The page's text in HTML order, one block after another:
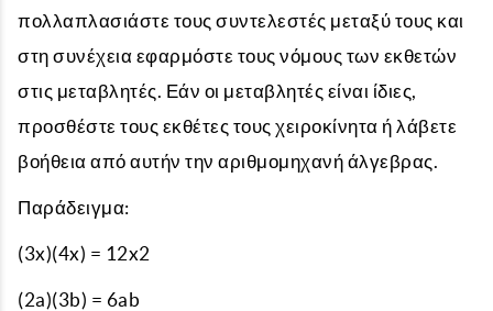
πολλαπλασιάστε τους συντελεστές μεταξύ τους και
στη συνέχεια εφαρμόστε τους νόμους των εκθετών
στις μεταβλητές. Εάν οι μεταβλητές είναι ίδιες,
προσθέστε τους εκθέτες τους χειροκίνητα ή λάβετε
βοήθεια από αυτήν την αριθμομηχανή άλγεβρας.
Παράδειγμα:
(3x)(4x) = 12x2
(2a)(3b) = 6ab